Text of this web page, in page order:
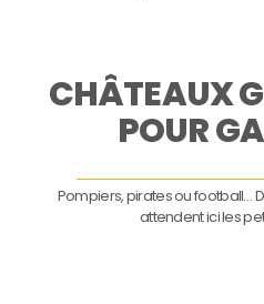
CHÂTEAUX
POUR
Pompiers, pirates ou football…
attendent ici les